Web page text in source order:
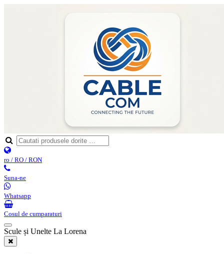
ro / RO / RON
Suna-ne
Whatsapp
Cosul de cumparaturi
Scule și Unelte La Lorena